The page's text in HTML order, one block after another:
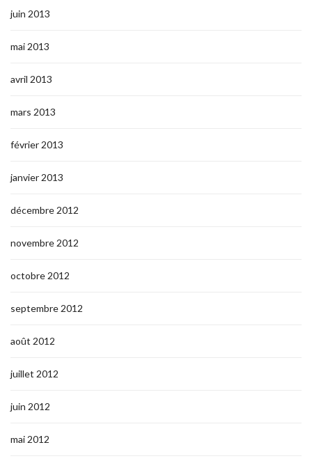
juin 2013
mai 2013
avril 2013
mars 2013
février 2013
janvier 2013
décembre 2012
novembre 2012
octobre 2012
septembre 2012
août 2012
juillet 2012
juin 2012
mai 2012